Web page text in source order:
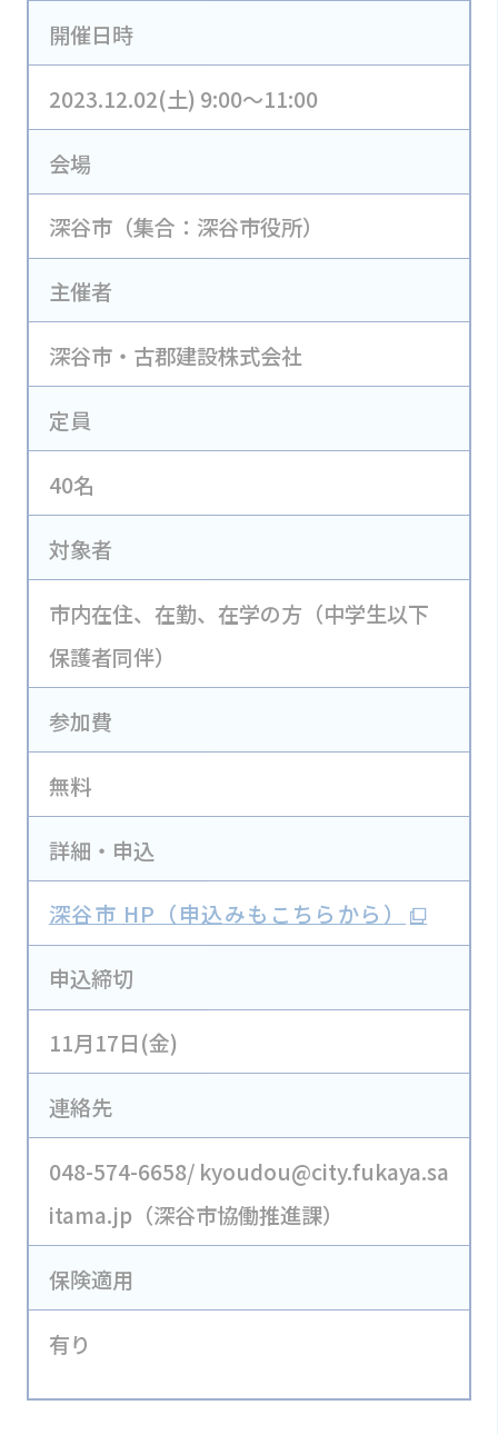
開催日時
2023.12.02(土) 9:00～11:00
会場
深谷市（集合：深谷市役所）
主催者
深谷市・古郡建設株式会社
定員
40名
対象者
市内在住、在勤、在学の方（中学生以下
保護者同伴）
参加費
無料
詳細・申込
深谷市 HP（申込みもこちらから）
申込締切
11月17日(金)
連絡先
048-574-6658/ kyoudou@city.fukaya.sa
itama.jp（深谷市協働推進課）
保険適用
有り